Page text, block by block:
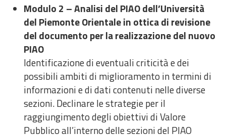
Modulo 2 – Analisi del PIAO dell’Università
del Piemonte Orientale in ottica di revisione
del documento per la realizzazione del nuovo
PIAO
Identificazione di eventuali criticità e dei
possibili ambiti di miglioramento in termini di
informazioni e di dati contenuti nelle diverse
sezioni. Declinare le strategie per il
raggiungimento degli obiettivi di Valore
Pubblico all’interno delle sezioni del PIAO